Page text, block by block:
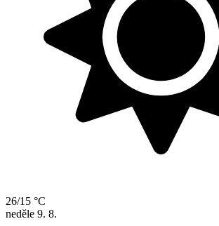
26/15 °C
neděle 9. 8.